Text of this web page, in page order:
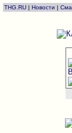
THG.RU | Новости |